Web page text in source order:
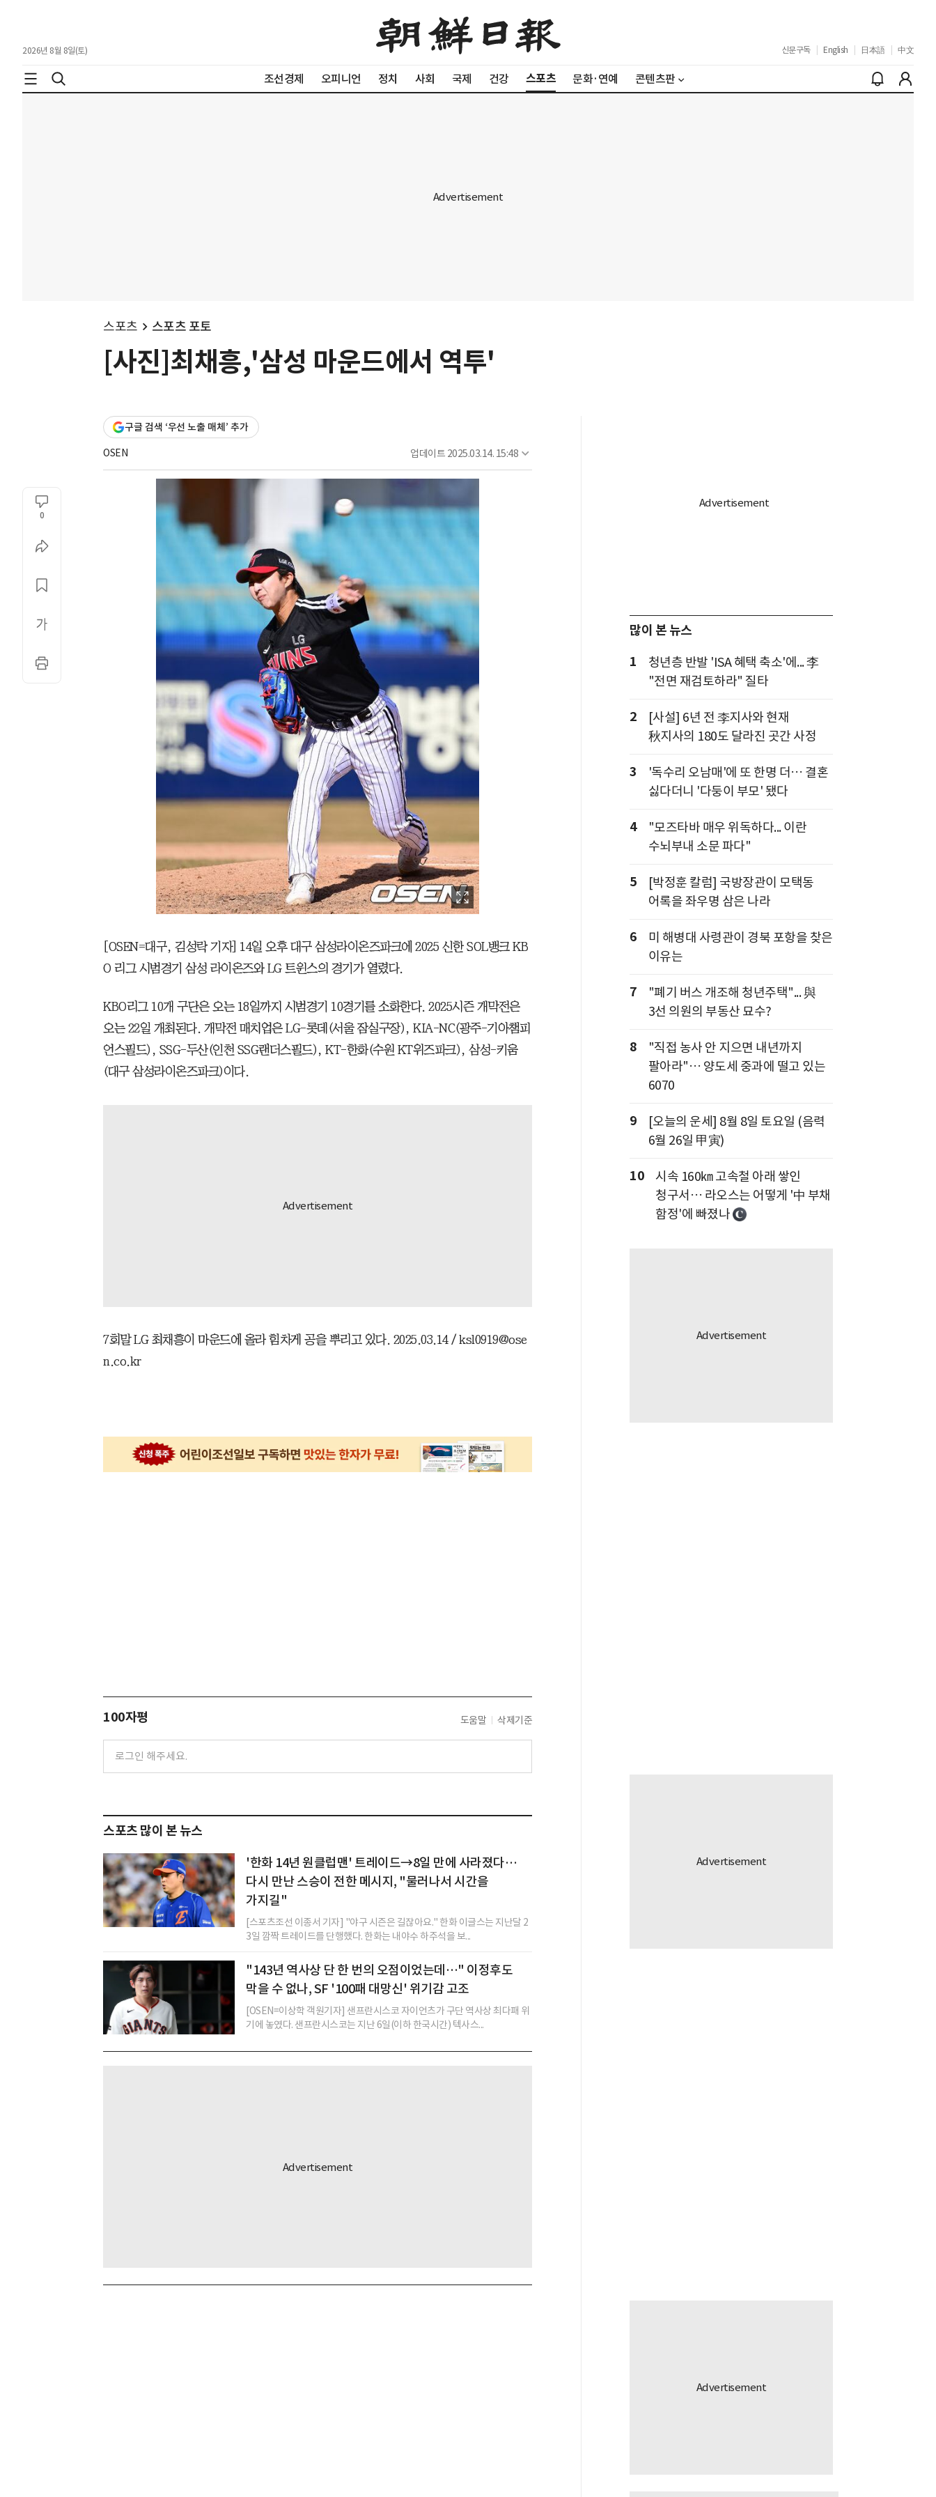
2026년 8월 8일(토) 신문구독 English 日本語 中文
조선경제 오피니언 정치 사회 국제 건강 스포츠 문화·연예 콘텐츠판
스포츠 스포츠 포토
[사진]최채흥,'삼성 마운드에서 역투'
구글 검색 ‘우선 노출 매체’ 추가
OSEN 업데이트 2025.03.14. 15:48
0
[OSEN=대구, 김성락 기자] 14일 오후 대구 삼성라이온즈파크에 2025 신한 SOL뱅크 KB
O 리그 시범경기 삼성 라이온즈와 LG 트윈스의 경기가 열렸다.
KBO리그 10개 구단은 오는 18일까지 시범경기 10경기를 소화한다. 2025시즌 개막전은
오는 22일 개최된다. 개막전 매치업은 LG-롯데(서울 잠실구장), KIA-NC(광주-기아챔피
언스필드), SSG-두산(인천 SSG랜더스필드), KT-한화(수원 KT위즈파크), 삼성-키움
(대구 삼성라이온즈파크)이다.
7회말 LG 최채흥이 마운드에 올라 힘차게 공을 뿌리고 있다. 2025.03.14 / ksl0919@ose
n.co.kr
100자평 도움말 삭제기준
스포츠 많이 본 뉴스
'한화 14년 원클럽맨' 트레이드→8일 만에 사라졌다…
다시 만난 스승이 전한 메시지, "물러나서 시간을
가지길"
[스포츠조선 이종서 기자] "야구 시즌은 길잖아요." 한화 이글스는 지난달 2
3일 깜짝 트레이드를 단행했다. 한화는 내야수 하주석을 보...
"143년 역사상 단 한 번의 오점이었는데…" 이정후도
막을 수 없나, SF '100패 대망신' 위기감 고조
[OSEN=이상학 객원기자] 샌프란시스코 자이언츠가 구단 역사상 최다패 위
기에 놓였다. 샌프란시스코는 지난 6일(이하 한국시간) 텍사스...
많이 본 뉴스
1
청년층 반발 'ISA 혜택 축소'에... 李
"전면 재검토하라" 질타
2
[사설] 6년 전 李지사와 현재
秋지사의 180도 달라진 곳간 사정
3
'독수리 오남매'에 또 한명 더… 결혼
싫다더니 '다둥이 부모' 됐다
4
"모즈타바 매우 위독하다... 이란
수뇌부내 소문 파다"
5
[박정훈 칼럼] 국방장관이 모택동
어록을 좌우명 삼은 나라
6
미 해병대 사령관이 경북 포항을 찾은
이유는
7
"폐기 버스 개조해 청년주택"... 與
3선 의원의 부동산 묘수?
8
"직접 농사 안 지으면 내년까지
팔아라"… 양도세 중과에 떨고 있는
6070
9
[오늘의 운세] 8월 8일 토요일 (음력
6월 26일 甲寅)
10
시속 160㎞ 고속철 아래 쌓인
청구서… 라오스는 어떻게 '中 부채
함정'에 빠졌나